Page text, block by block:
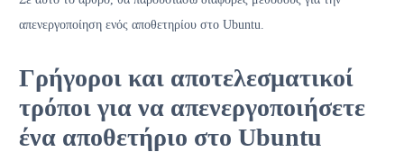
απενεργοποίηση ενός αποθετηρίου στο Ubuntu.
Γρήγοροι και αποτελεσματικοί
τρόποι για να απενεργοποιήσετε
ένα αποθετήριο στο Ubuntu